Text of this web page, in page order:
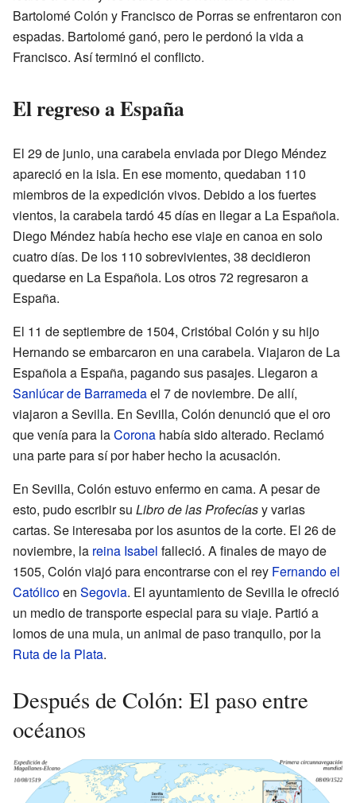
Bartolomé Colón y Francisco de Porras se enfrentaron con
espadas. Bartolomé ganó, pero le perdonó la vida a
Francisco. Así terminó el conflicto.
El regreso a España
El 29 de junio, una carabela enviada por Diego Méndez
apareció en la isla. En ese momento, quedaban 110
miembros de la expedición vivos. Debido a los fuertes
vientos, la carabela tardó 45 días en llegar a La Española.
Diego Méndez había hecho ese viaje en canoa en solo
cuatro días. De los 110 sobrevivientes, 38 decidieron
quedarse en La Española. Los otros 72 regresaron a
España.
El 11 de septiembre de 1504, Cristóbal Colón y su hijo
Hernando se embarcaron en una carabela. Viajaron de La
Española a España, pagando sus pasajes. Llegaron a
Sanlúcar de Barramedael 7 de noviembre. De allí,
viajaron a Sevilla. En Sevilla, Colón denunció que el oro
que venía para laCorona había sido alterado. Reclamó
una parte para sí por haber hecho la acusación.
En Sevilla, Colón estuvo enfermo en cama. A pesar de
esto, pudo escribir su Libro de las Profecíasy varias
cartas. Se interesaba por los asuntos de la corte. El 26 de
noviembre, la reina Isabel falleció. A finales de mayo de
1505, Colón viajó para encontrarse con el rey Fernando el
Católicoen Segovia. El ayuntamiento de Sevilla le ofreció
un medio de transporte especial para su viaje. Partió a
lomos de una mula, un animal de paso tranquilo, por la
Ruta de la Plata.
Después de Colón: El paso entre
océanos